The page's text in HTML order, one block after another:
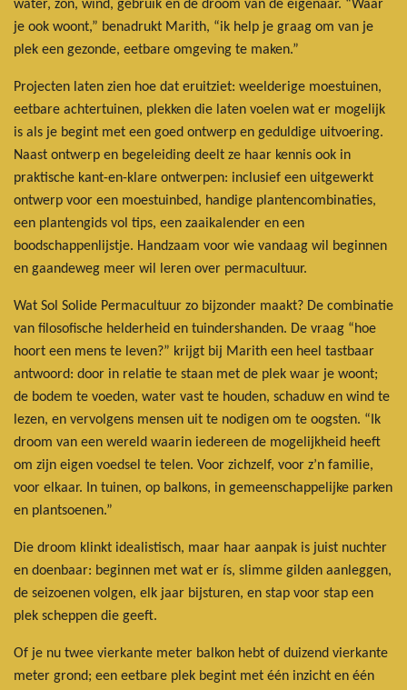
water, zon, wind, gebruik en de droom van de eigenaar. “Waar
je ook woont,” benadrukt Marith, “ik help je graag om van je
plek een gezonde, eetbare omgeving te maken.”
Projecten laten zien hoe dat eruitziet: weelderige moestuinen,
eetbare achtertuinen, plekken die laten voelen wat er mogelijk
is als je begint met een goed ontwerp en geduldige uitvoering.
Naast ontwerp en begeleiding deelt ze haar kennis ook in
praktische kant-en-klare ontwerpen: inclusief een uitgewerkt
ontwerp voor een moestuinbed, handige plantencombinaties,
een plantengids vol tips, een zaaikalender en een
boodschappenlijstje. Handzaam voor wie vandaag wil beginnen
en gaandeweg meer wil leren over permacultuur.
Wat Sol Solide Permacultuur zo bijzonder maakt? De combinatie
van filosofische helderheid en tuindershanden. De vraag “hoe
hoort een mens te leven?” krijgt bij Marith een heel tastbaar
antwoord: door in relatie te staan met de plek waar je woont;
de bodem te voeden, water vast te houden, schaduw en wind te
lezen, en vervolgens mensen uit te nodigen om te oogsten. “Ik
droom van een wereld waarin iedereen de mogelijkheid heeft
om zijn eigen voedsel te telen. Voor zichzelf, voor z’n familie,
voor elkaar. In tuinen, op balkons, in gemeenschappelijke parken
en plantsoenen.”
Die droom klinkt idealistisch, maar haar aanpak is juist nuchter
en doenbaar: beginnen met wat er ís, slimme gilden aanleggen,
de seizoenen volgen, elk jaar bijsturen, en stap voor stap een
plek scheppen die geeft.
Of je nu twee vierkante meter balkon hebt of duizend vierkante
meter grond; een eetbare plek begint met één inzicht en één